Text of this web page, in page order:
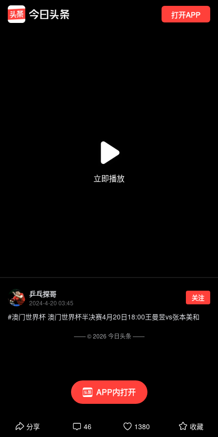
打开APP
APP内打开
乒乓探哥
2024-4-20 03:45
关注
#澳门世界杯 澳门世界杯半决赛4月20日18:00王曼昱vs张本美和
分享 46 1380 收藏
—— ©2026 今日头条——